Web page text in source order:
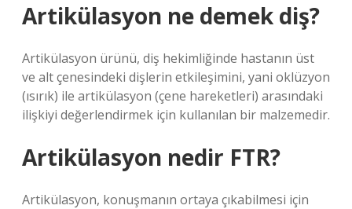
Artikülasyon ne demek diş?
Artikülasyon ürünü, diş hekimliğinde hastanın üst
ve alt çenesindeki dişlerin etkileşimini, yani oklüzyon
(ısırık) ile artikülasyon (çene hareketleri) arasındaki
ilişkiyi değerlendirmek için kullanılan bir malzemedir.
Artikülasyon nedir FTR?
Artikülasyon, konuşmanın ortaya çıkabilmesi için